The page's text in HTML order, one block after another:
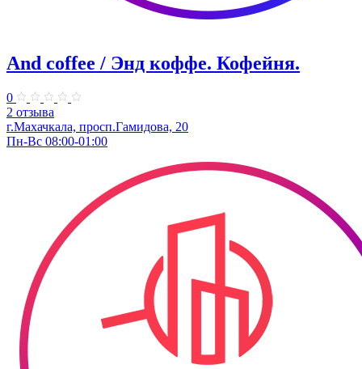
And coffee / Энд коффе. Кофейня.
0
2 отзыва
г.Махачкала, просп.​Гамидова, 20
Пн-Вс 08:00-01:00